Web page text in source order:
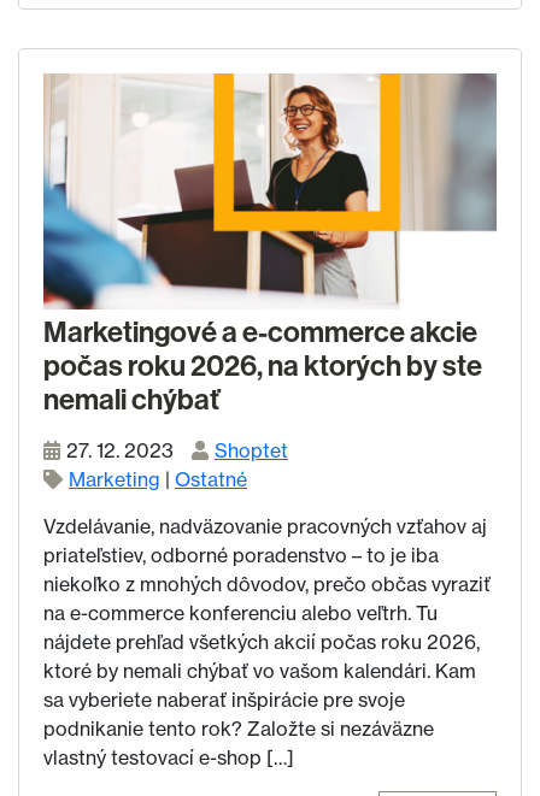
Marketingové a e-commerce akcie
počas roku 2026, na ktorých by ste
nemali chýbať
27. 12. 2023
Shoptet
Marketing | Ostatné
Vzdelávanie, nadväzovanie pracovných vzťahov aj
priateľstiev, odborné poradenstvo – to je iba
niekoľko z mnohých dôvodov, prečo občas vyraziť
na e-commerce konferenciu alebo veľtrh. Tu
nájdete prehľad všetkých akcií počas roku 2026,
ktoré by nemali chýbať vo vašom kalendári. Kam
sa vyberiete naberať inšpirácie pre svoje
podnikanie tento rok? Založte si nezáväzne
vlastný testovací e-shop […]